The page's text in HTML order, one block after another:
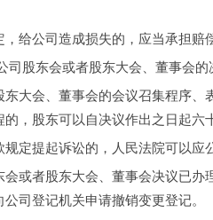
公司造成损失的，应当承担赔偿
股东会或者股东大会、董事会的
会、董事会的会议召集程序、
，股东可以自决议作出之日起六
提起诉讼的，人民法院可以应
者股东大会、董事会决议已办
司登记机关申请撤销变更登记。